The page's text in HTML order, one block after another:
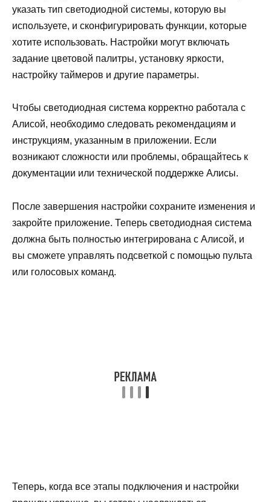
указать тип светодиодной системы, которую вы
используете, и сконфигурировать функции, которые
хотите использовать. Настройки могут включать
задание цветовой палитры, установку яркости,
настройку таймеров и другие параметры.
Чтобы светодиодная система корректно работала с
Алисой, необходимо следовать рекомендациям и
инструкциям, указанным в приложении. Если
возникают сложности или проблемы, обращайтесь к
документации или технической поддержке Алисы.
После завершения настройки сохраните изменения и
закройте приложение. Теперь светодиодная система
должна быть полностью интегрирована с Алисой, и
вы сможете управлять подсветкой с помощью пульта
или голосовых команд.
Теперь, когда все этапы подключения и настройки